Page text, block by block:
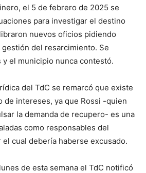
el 5 de febrero de 2025 se
para investigar el destino
nuevos oficios pidiendo
del resarcimiento. Se
el municipio nunca contestó.
del TdC se remarcó que existe
de intereses, ya que Rossi -quien
la demanda de recupero- es una
como responsables del
cual debería haberse excusado.
de esta semana el TdC notificó